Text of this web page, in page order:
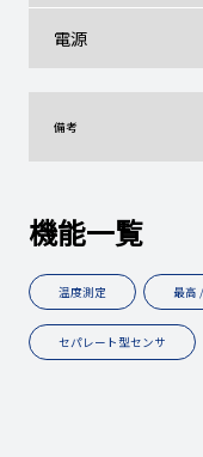
電源
備考
機能一覧
温度測定 最高
セパレート型センサ